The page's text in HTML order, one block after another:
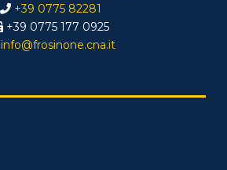
+39 0775 82281
+39 0775 177 0925
info@frosinone.cna.it